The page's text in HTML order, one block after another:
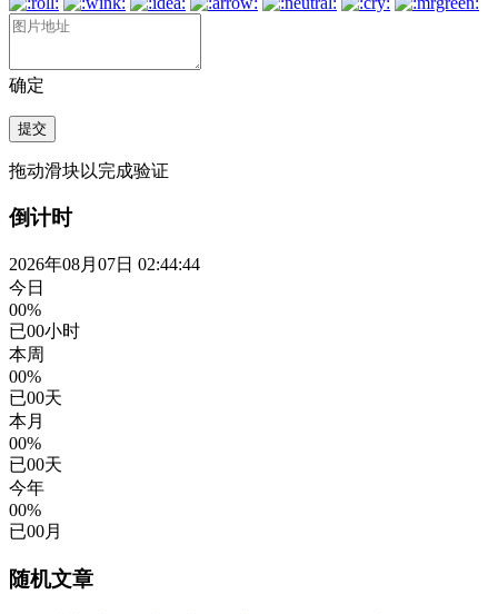
确定
提交
拖动滑块以完成验证
倒计时
2026年08月07日 02:44:45
今日
00%
已00小时
本周
00%
已00天
本月
00%
已00天
今年
00%
已00月
随机文章